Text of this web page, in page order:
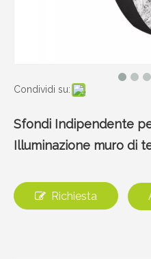
Condividi su:
Sfondi Indipendente
Illuminazione muro di
Richiesta